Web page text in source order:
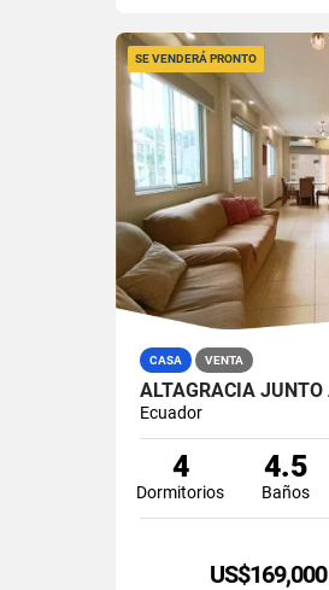
SE VENDERÁ PRONTO
CASA VENTA
Ecuador
4
Dormitorios
4.5
Baños
US$169,000